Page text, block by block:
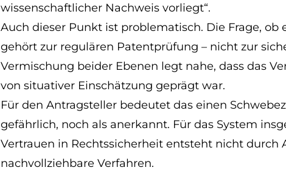
wissenschaftlicher Nachweis vorliegt“.
Auch dieser Punkt ist problematisch. Die Frage,
gehört zur regulären Patentprüfung – nicht zur
Vermischung beider Ebenen legt nahe, dass das
von situativer Einschätzung geprägt war.
Für den Antragsteller bedeutet das einen
gefährlich, noch als anerkannt. Für das System
Vertrauen in Rechtssicherheit entsteht nicht durch
nachvollziehbare Verfahren.